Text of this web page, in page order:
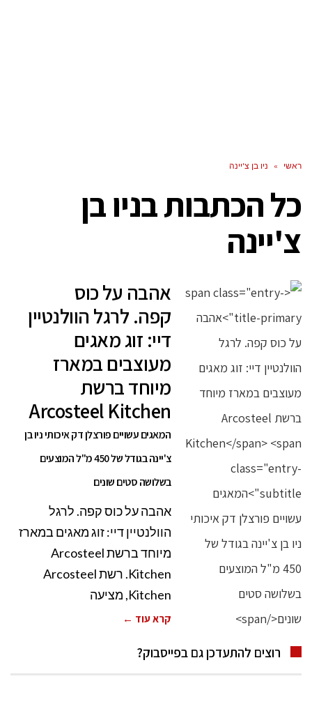
ראשי » ניו בן צ'יינה
כל הכתבות בניו בן
צ'יינה
אהבה על כוס
קפה. לרגל הוולנטיין
דיי: זוג מאגים
מעוצבים במארז
מיוחד ברשת
Arcosteel Kitchen
המאגים עשויים פורצלן דק איכותי ניו בן
צ'יינה בגודל של 450 מ"ל המוצעים
בשלושה סטים שונים
אהבה על כוס קפה. לרגל
הוולנטיין דיי: זוג מאגים במארז
מיוחד ברשת Arcosteel
Kitchen. רשת Arcosteel
Kitchen, מציעה
קרא עוד ←
רוצים להתעדכן גם בפייסבוק?